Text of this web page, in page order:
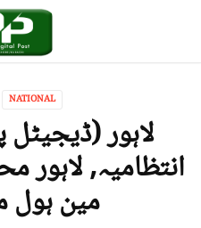
NATIONAL
لاہور
انتظامیہ,
مین ہول